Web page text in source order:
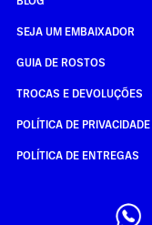
SEJA UM EMBAIXADOR
GUIA DE ROSTOS
TROCAS E DEVOLUÇÕES
POLÍTICA DE PRIVACIDADE
POLÍTICA DE ENTREGAS